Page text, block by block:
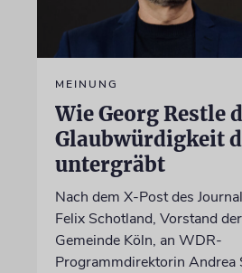
MEINUNG
Wie Georg Restle
Glaubwürdigkeit
untergräbt
Nach dem X-Post des
Felix Schotland, Vorstand
Gemeinde Köln, an WDR-
Programmdirektorin Andrea